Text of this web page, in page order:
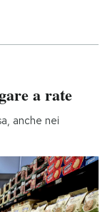
a rate
anche nei